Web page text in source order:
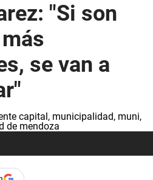
"Si son
se van a